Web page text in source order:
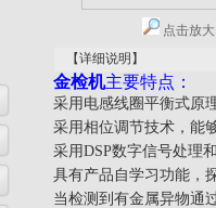
点击放大
【详细说明】
金检机主要特点：
采用电感线圈平衡式原
采用相位调节技术，能
采用DSP数字信号处理
具有产品自学习功能，
当检测到有金属异物通